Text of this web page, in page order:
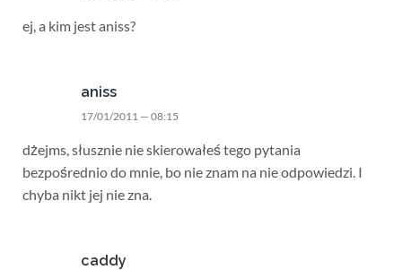
ej, a kim jest aniss?
aniss
17/01/2011 — 08:15
dżejms, słusznie nie skierowałeś tego pytania
bezpośrednio do mnie, bo nie znam na nie odpowiedzi. I
chyba nikt jej nie zna.
caddy